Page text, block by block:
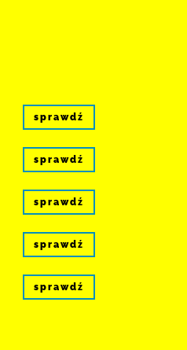
sprawdź
sprawdź
sprawdź
sprawdź
sprawdź